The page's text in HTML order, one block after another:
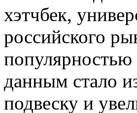
хэтчбек,
российского
популярностью
данным стало
подвеску и